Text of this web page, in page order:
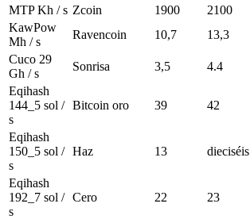
MTP Kh / s Zcoin 1900 2100
KawPow
Mh / s
Ravencoin 10,7 13,3
Cuco 29
Gh / s
Sonrisa 3,5 4.4
Eqihash
144_5 sol /
s
Bitcoin oro 39 42
Eqihash
150_5 sol /
s
Haz 13 dieciséis
Eqihash
192_7 sol /
s
Cero 22 23